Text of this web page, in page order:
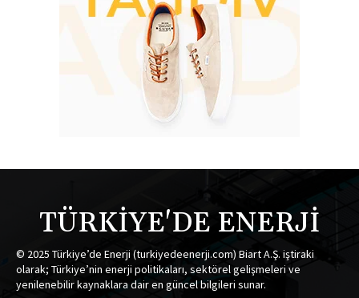
TÜRKİYE'DE ENERJİ
© 2025 Türkiye’de Enerji (turkiyedeenerji.com) Biart A.Ş. iştiraki
olarak; Türkiye’nin enerji politikaları, sektörel gelişmeleri ve
yenilenebilir kaynaklara dair en güncel bilgileri sunar.